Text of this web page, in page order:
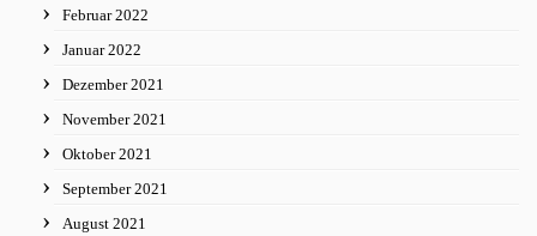
Februar 2022
Januar 2022
Dezember 2021
November 2021
Oktober 2021
September 2021
August 2021